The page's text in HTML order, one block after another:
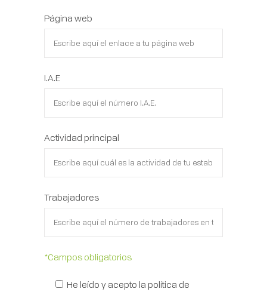
Página web
I.A.E
Actividad principal
Trabajadores
*Campos obligatorios
He leído y acepto la política de